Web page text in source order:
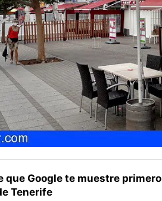
que Google te muestre primero
Tenerife